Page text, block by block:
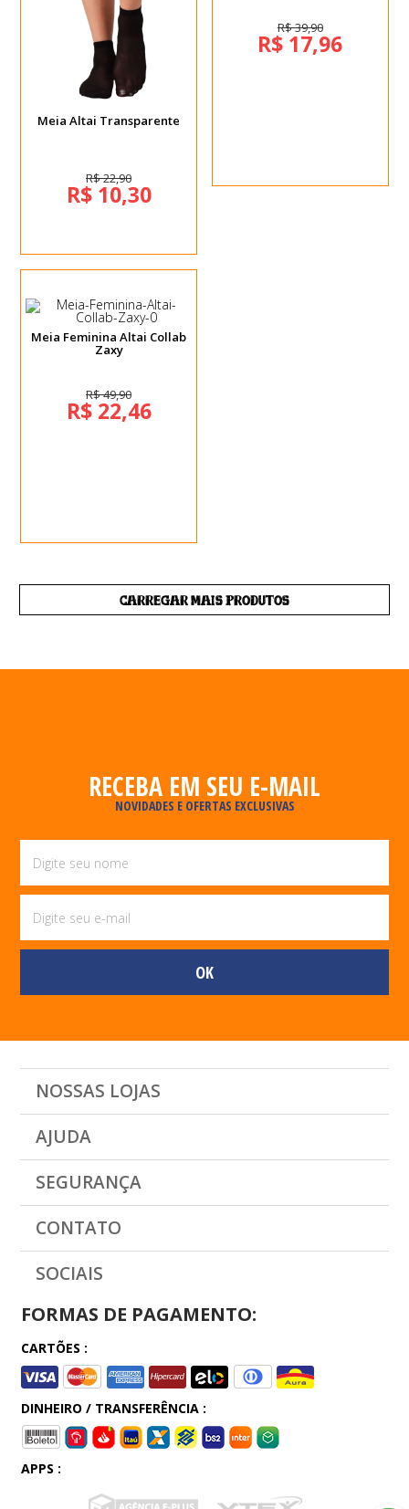
Meia Altai Transparente
R$ 22,90
R$ 10,30
R$ 39,90
R$ 17,96
Meia Feminina Altai Collab
Zaxy
R$ 49,90
R$ 22,46
CARREGAR MAIS PRODUTOS
RECEBA EM SEU E-MAIL
NOVIDADES E OFERTAS EXCLUSIVAS
NOSSAS LOJAS
AJUDA
SEGURANÇA
CONTATO
SOCIAIS
FORMAS DE PAGAMENTO:
CARTÕES :
DINHEIRO / TRANSFERÊNCIA :
APPS :